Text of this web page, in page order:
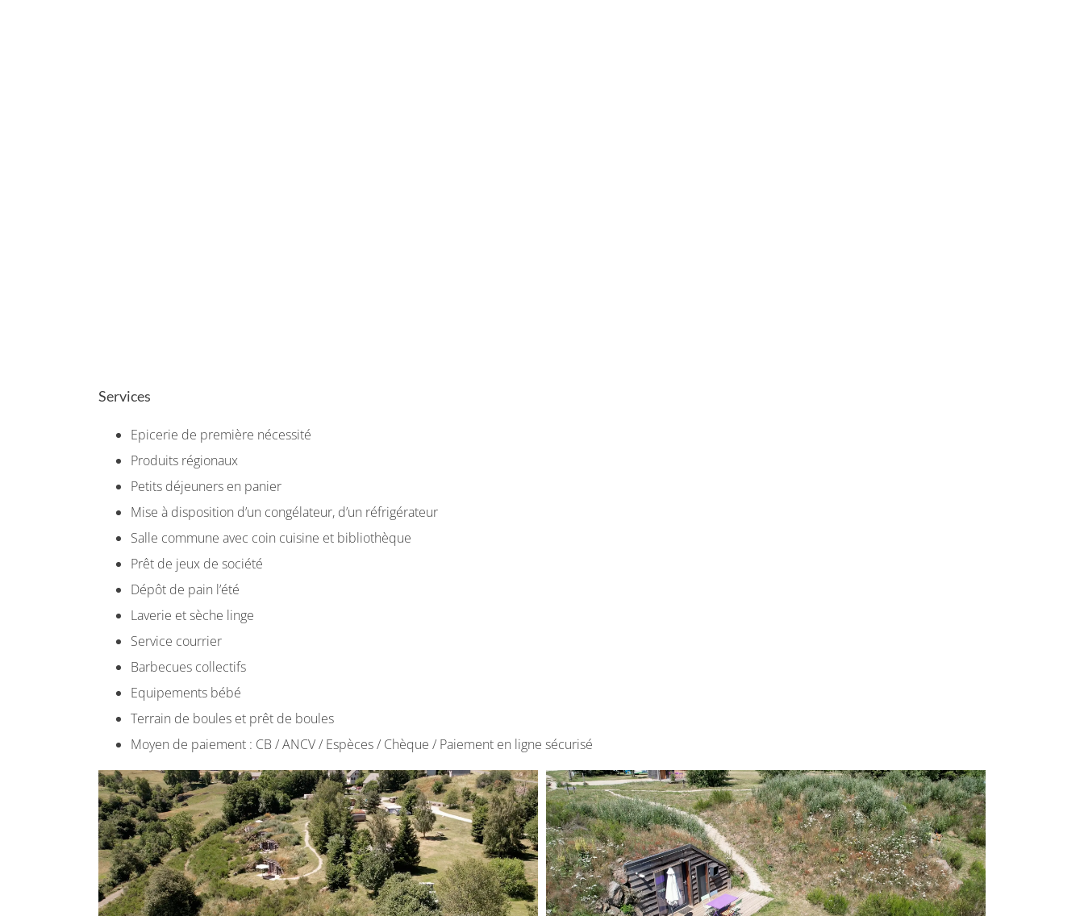
Services
Epicerie de première nécessité
Produits régionaux
Petits déjeuners en panier
Mise à disposition d’un congélateur, d’un réfrigérateur
Salle commune avec coin cuisine et bibliothèque
Prêt de jeux de société
Dépôt de pain l’été
Laverie et sèche linge
Service courrier
Barbecues collectifs
Equipements bébé
Terrain de boules et prêt de boules
Moyen de paiement : CB / ANCV / Espèces / Chèque / Paiement en ligne sécurisé